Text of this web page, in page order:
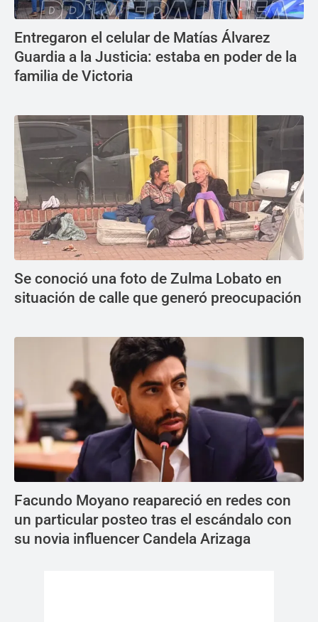
Entregaron el celular de Matías Álvarez
Guardia a la Justicia: estaba en poder de la
familia de Victoria
Se conoció una foto de Zulma Lobato en
situación de calle que generó preocupación
Facundo Moyano reapareció en redes con
un particular posteo tras el escándalo con
su novia influencer Candela Arizaga